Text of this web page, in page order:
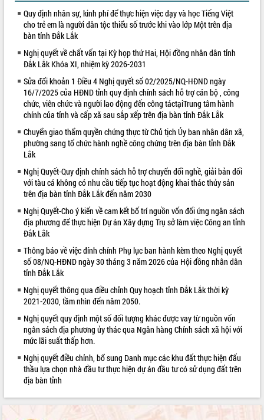
VIDEO
Không có file video nào để phát.
ALBUM ẢNH
LIÊN KẾT WEB
Quy định nhân sự, kinh phí để thực hiện việc dạy và học Tiếng Việt
cho trẻ em là người dân tộc thiểu số trước khi vào lớp Một trên địa
bàn tỉnh Đắk Lắk
Nghị quyết về chất vấn tại Kỳ họp thứ Hai, Hội đồng nhân dân tỉnh
Đắk Lắk Khóa XI, nhiệm kỳ 2026-2031
Sửa đổi khoản 1 Điều 4 Nghị quyết số 02/2025/NQ-HĐND ngày
16/7/2025 của HĐND tỉnh quy định chính sách hỗ trợ cán bộ , công
chức, viên chức và người lao động đến công táctạiTrung tâm hành
chính của tỉnh và cấp xã sau sắp xếp trên địa bàn tỉnh Đắk Lắk
Chuyển giao thẩm quyền chứng thực từ Chủ tịch Ủy ban nhân dân xã,
phường sang tổ chức hành nghề công chứng trên địa bàn tỉnh Đắk
Lắk
Nghị Quyết-Quy định chính sách hỗ trợ chuyển đổi nghề, giải bản đối
với tàu cá không có nhu cầu tiếp tục hoạt động khai thác thủy sản
trên địa bàn tỉnh Đắk Lắk đến năm 2030
Nghị Quyết-Cho ý kiến về cam kết bố trí nguồn vốn đối ứng ngân sách
địa phương để thực hiện Dự án Xây dựng Trụ sở làm việc Công an tỉnh
Đắk Lắk
Thông báo về việc đính chính Phụ lục ban hành kèm theo Nghị quyết
số 08/NQ-HĐND ngày 30 tháng 3 năm 2026 của Hội đồng nhân dân
tỉnh Đắk Lắk
Nghị quyết thông qua điều chỉnh Quy hoạch tỉnh Đắk Lắk thời kỳ
2021-2030, tầm nhìn đến năm 2050.
Nghị quyết quy định một số đối tượng khác được vay từ nguồn vốn
ngân sách địa phương ủy thác qua Ngân hàng Chính sách xã hội với
mức lãi suất thấp hơn.
Nghị quyết điều chỉnh, bổ sung Danh mục các khu đất thực hiện đấu
thầu lựa chọn nhà đầu tư thực hiện dự án đầu tư có sử dụng đất trên
địa bàn tỉnh